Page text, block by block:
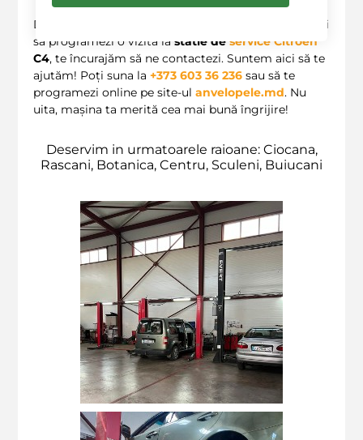
Dacă ai întrebări legate de serviciile noastre sau vrei
să programezi o vizită la statie de service Citroen
C4, te încurajăm să ne contactezi. Suntem aici să te
ajutăm! Poți suna la +373 603 36 236 sau să te
programezi online pe site-ul anvelopele.md. Nu
uita, mașina ta merită cea mai bună îngrijire!
Deservim in urmatoarele raioane: Ciocana,
Rascani, Botanica, Centru, Sculeni, Buiucani